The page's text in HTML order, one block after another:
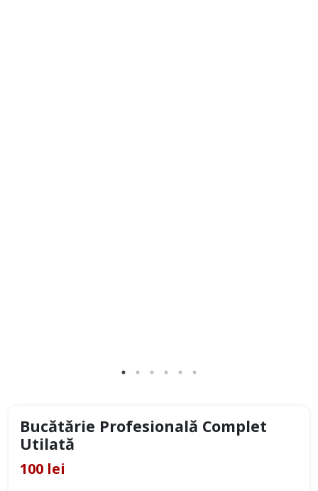
Bucătărie Profesională Complet
Utilată
100 lei